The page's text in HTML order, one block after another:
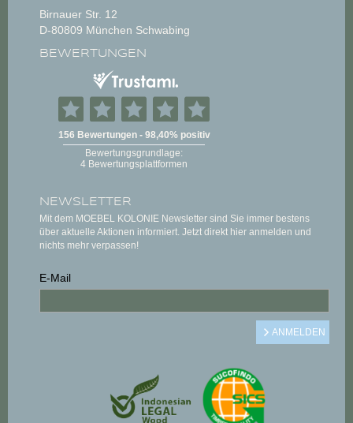
Birnauer Str. 12
D-80809 München Schwabing
BEWERTUNGEN
NEWSLETTER
Mit dem MOEBEL KOLONIE Newsletter sind Sie immer bestens
über aktuelle Aktionen informiert. Jetzt direkt hier anmelden und
nichts mehr verpassen!
E-Mail